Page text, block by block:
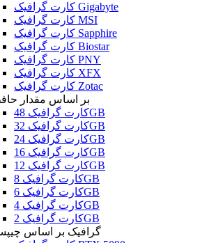
کارت گرافیک Gigabyte
کارت گرافیک MSI
کارت گرافیک Sapphire
کارت گرافیک Biostar
کارت گرافیک PNY
کارت گرافیک XFX
کارت گرافیک Zotac
بر اساس مقدار
کارت گرافیک 48GB
کارت گرافیک 32GB
کارت گرافیک 24GB
کارت گرافیک 16GB
کارت گرافیک 12GB
کارت گرافیک 8GB
کارت گرافیک 6GB
کارت گرافیک 4GB
کارت گرافیک 2GB
گرافیک بر اساس